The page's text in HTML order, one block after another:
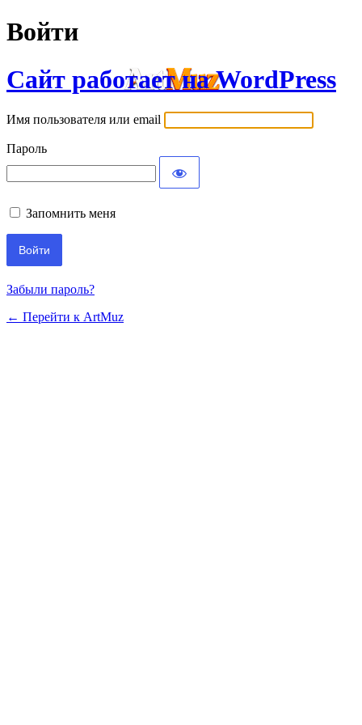
Войти
Сайт работает на WordPress
Имя пользователя или email
Пароль
Запомнить меня
Забыли пароль?
← Перейти к ArtMuz